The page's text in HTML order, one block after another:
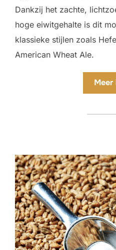
Dankzij het zachte,
hoge eiwitgehalte is dit
klassieke stijlen zoals
American Wheat Ale.
Meer